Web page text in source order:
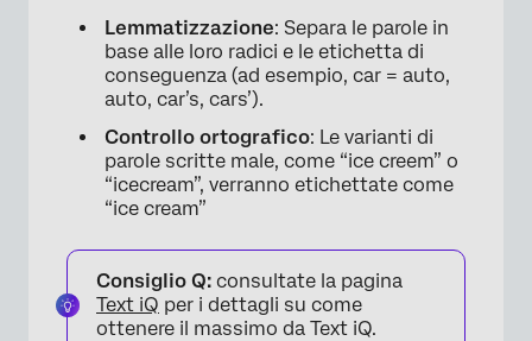
Lemmatizzazione: Separa le parole in
base alle loro radici e le etichetta di
conseguenza (ad esempio, car = auto,
auto, car’s, cars’).
Controllo ortografico: Le varianti di
parole scritte male, come “ice creem” o
“icecream”, verranno etichettate come
“ice cream”
Consiglio Q: consultate la pagina
Text iQ per i dettagli su come
ottenere il massimo da Text iQ.